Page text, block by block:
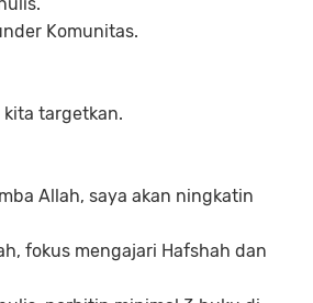
Komunitas.
targetkan.
Allah, saya akan ningkatin
fokus mengajari Hafshah dan